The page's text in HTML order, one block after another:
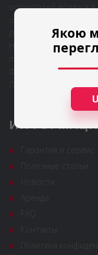
осушителей воздуха
Наш основной адрес:
пр-т Степана
Филиалы в городах:
Якою